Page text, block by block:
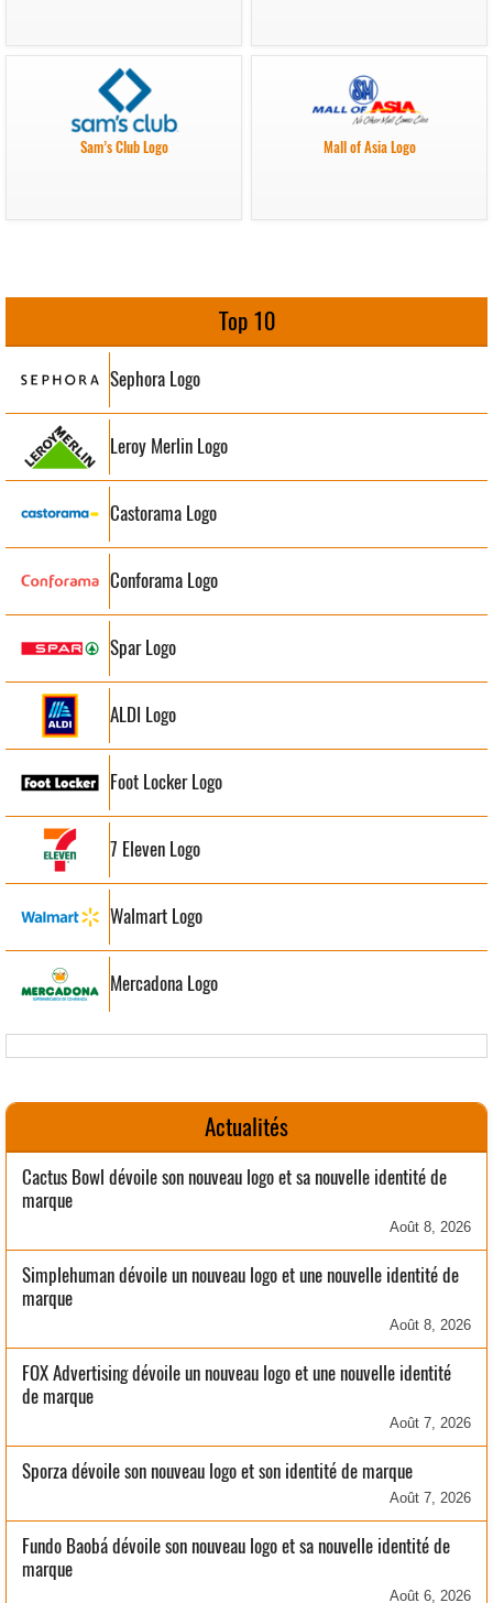
Sam’s Club Logo Mall of Asia Logo
Top 10
Sephora Logo
Leroy Merlin Logo
Castorama Logo
Conforama Logo
Spar Logo
ALDI Logo
Foot Locker Logo
7 Eleven Logo
Walmart Logo
Mercadona Logo
Actualités
Cactus Bowl dévoile son nouveau logo et sa nouvelle identité de
marque
Août 8, 2026
Simplehuman dévoile un nouveau logo et une nouvelle identité de
marque
Août 8, 2026
FOX Advertising dévoile un nouveau logo et une nouvelle identité
de marque
Août 7, 2026
Sporza dévoile son nouveau logo et son identité de marque
Août 7, 2026
Fundo Baobá dévoile son nouveau logo et sa nouvelle identité de
marque
Août 6, 2026